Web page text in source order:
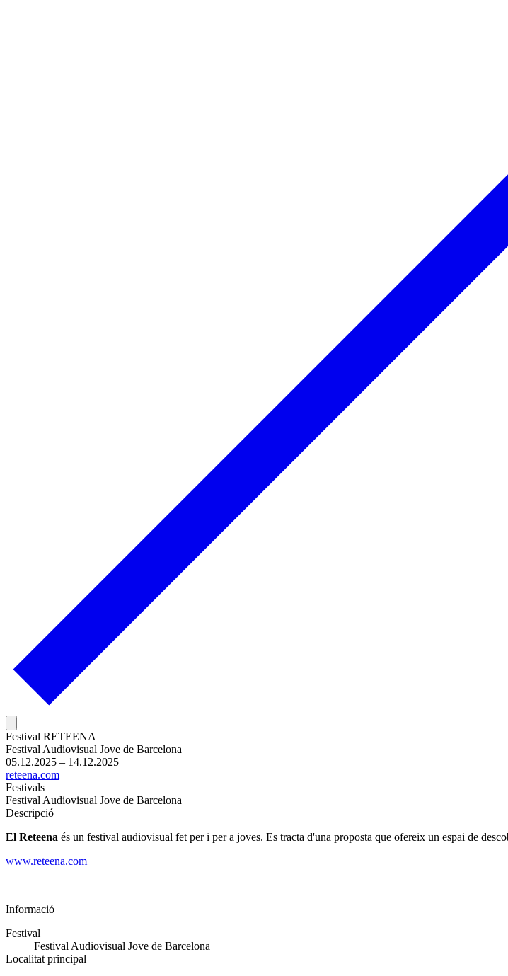
Festival RETEENA
Festival Audiovisual Jove de Barcelona
05.12.2025 – 14.12.2025
reteena.com
Festivals
Festival Audiovisual Jove de Barcelona
Descripció
El Reteena és un festival audiovisual fet per i per a joves. Es tracta d'una proposta que ofereix un espai de
www.reteena.com
Informació
Festival
Festival Audiovisual Jove de Barcelona
Localitat principal